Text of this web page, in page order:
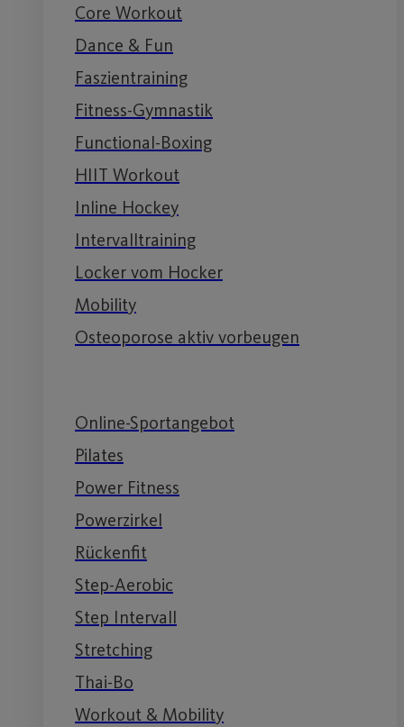
Core Workout
Dance & Fun
Faszientraining
Fitness-Gymnastik
Functional-Boxing
HIIT Workout
Inline Hockey
Intervalltraining
Locker vom Hocker
Mobility
Osteoporose aktiv vorbeugen
Online-Sportangebot
Pilates
Power Fitness
Powerzirkel
Rückenfit
Step-Aerobic
Step Intervall
Stretching
Thai-Bo
Workout & Mobility